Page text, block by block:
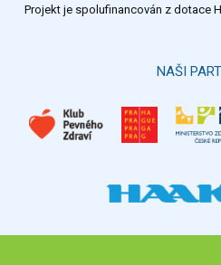
Projekt je spolufinancován z dotace
NAŠI